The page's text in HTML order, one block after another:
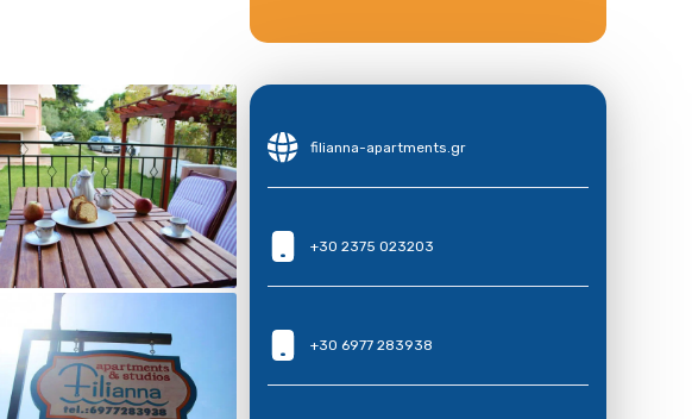
filianna-apartments.gr
+30 2375 023203
+30 6977 283938